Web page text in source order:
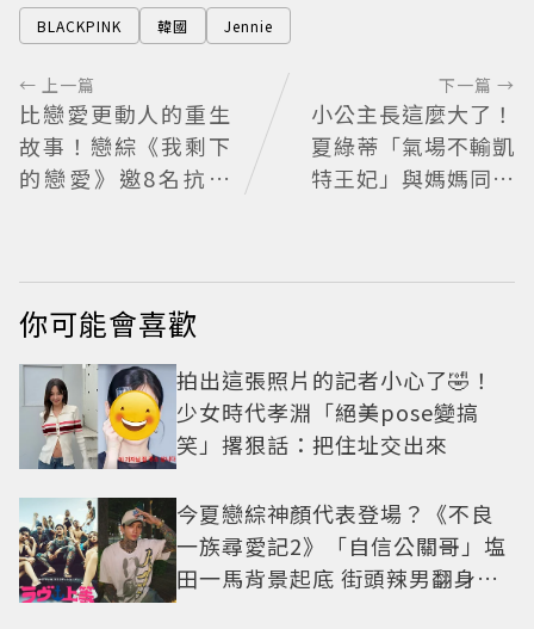
BLACKPINK 韓國 Jennie
← 上一篇
比戀愛更動人的重生
故事！戀綜《我剩下
的戀愛》邀8名抗病
痛
下一篇 →
小公主長這麼大了！
夏綠蒂「氣場不輸凱
特王妃」與媽媽同框
你可能會喜歡
拍出這張照片的記者小心了🤣！
少女時代孝淵「絕美pose變搞
笑」撂狠話：把住址交出來
今夏戀綜神顏代表登場？《不良
一族尋愛記2》「自信公關哥」塩
田一馬背景起底 街頭辣男翻身當